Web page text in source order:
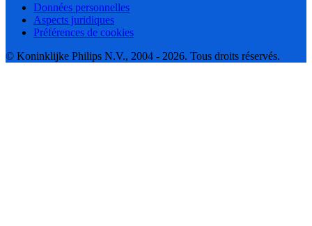
Données personnelles
Aspects juridiques
Préférences de cookies
© Koninklijke Philips N.V., 2004 - 2026. Tous droits réservés.